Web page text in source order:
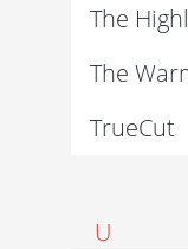
The
The
TrueCut
U